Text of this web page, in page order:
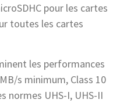
pour les cartes
toutes les cartes
les performances
s minimum, Class 10
normes UHS-I, UHS-II